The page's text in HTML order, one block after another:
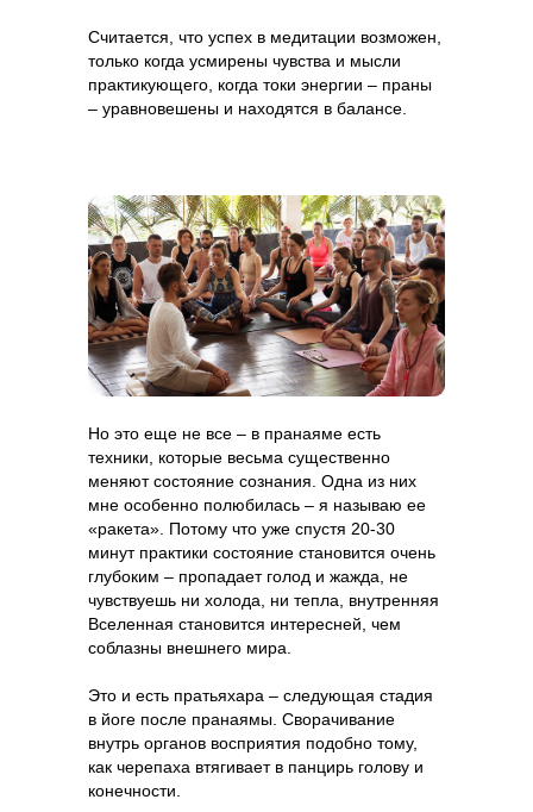
Считается, что успех в медитации возможен,
только когда усмирены чувства и мысли
практикующего, когда токи энергии – праны
– уравновешены и находятся в балансе.
Но это еще не все – в пранаяме есть
техники, которые весьма существенно
меняют состояние сознания. Одна из них
мне особенно полюбилась – я называю ее
«ракета». Потому что уже спустя 20-30
минут практики состояние становится очень
глубоким – пропадает голод и жажда, не
чувствуешь ни холода, ни тепла, внутренняя
Вселенная становится интересней, чем
соблазны внешнего мира.
Это и есть пратьяхара – следующая стадия
в йоге после пранаямы. Сворачивание
внутрь органов восприятия подобно тому,
как черепаха втягивает в панцирь голову и
конечности.